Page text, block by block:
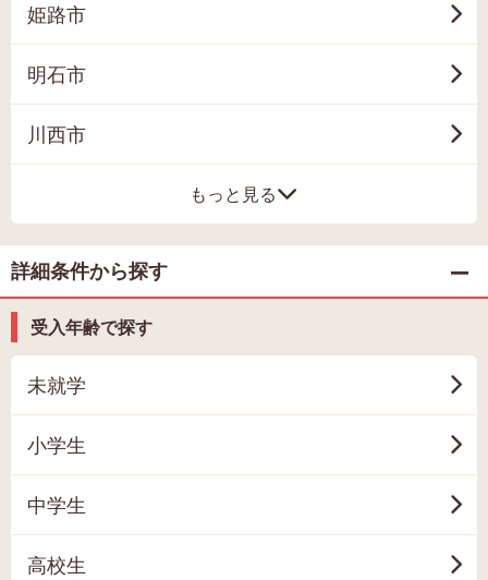
姫路市
明石市
川西市
もっと見る
詳細条件から探す
受入年齢で探す
未就学
小学生
中学生
高校生